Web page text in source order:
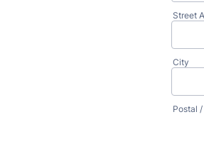
Street
City
Postal